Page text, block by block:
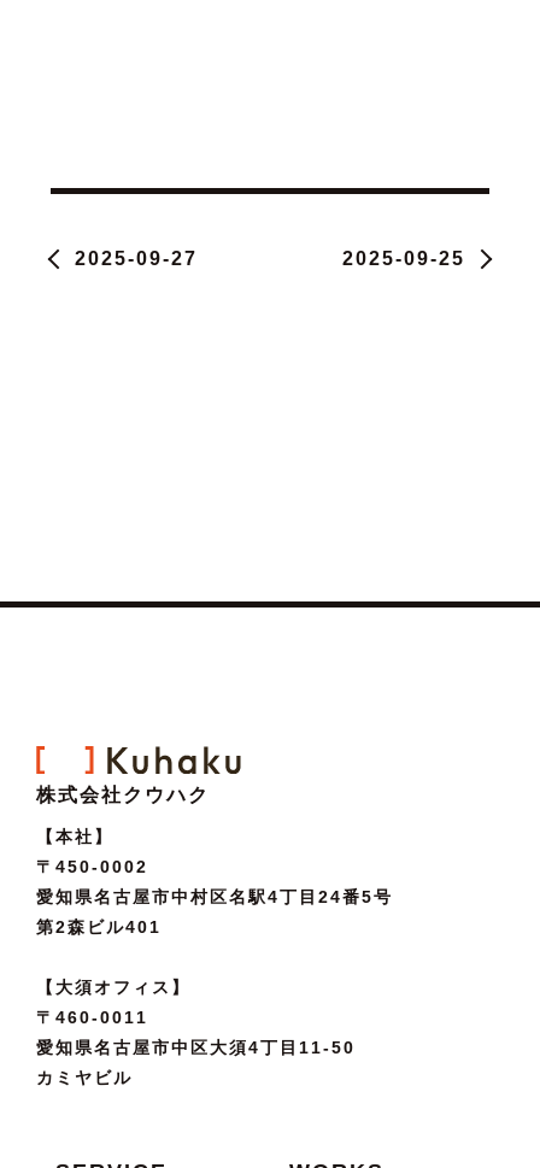
2025-09-27 2025-09-25
株式会社クウハク
【本社】
〒450-0002
愛知県名古屋市中村区名駅4丁目24番5号
第2森ビル401
【大須オフィス】
〒460-0011
愛知県名古屋市中区大須4丁目11-50
カミヤビル